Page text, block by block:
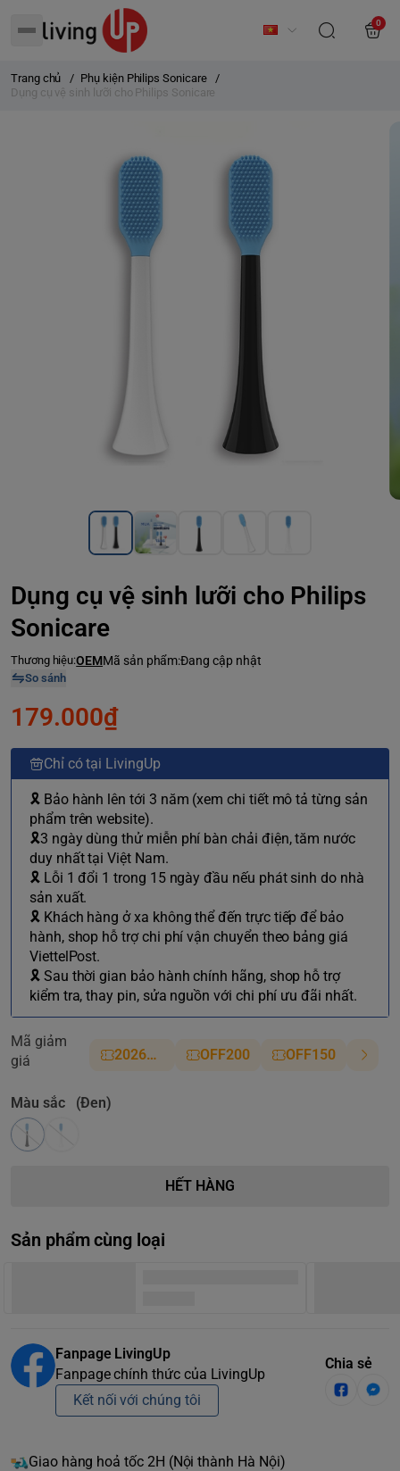
0
Trang chủ / Phụ kiện Philips Sonicare
/
Dụng cụ vệ sinh lưỡi cho Philips Sonicare
Dụng cụ vệ sinh lưỡi cho Philips
Sonicare
Thương hiệu:OEMMã sản phẩm:Đang cập nhật
So sánh
179.000₫
Chỉ có tại LivingUp
🎗 Bảo hành lên tới 3 năm (xem chi tiết mô tả từng sản
phẩm trên website).
🎗3 ngày dùng thử miễn phí bàn chải điện, tăm nước
duy nhất tại Việt Nam.
🎗 Lỗi 1 đổi 1 trong 15 ngày đầu nếu phát sinh do nhà
sản xuất.
🎗 Khách hàng ở xa không thể đến trực tiếp để bảo
hành, shop hỗ trợ chi phí vận chuyển theo bảng giá
ViettelPost.
🎗 Sau thời gian bảo hành chính hãng, shop hỗ trợ
kiểm tra, thay pin, sửa nguồn với chi phí ưu đãi nhất.
Mã giảm
giá
2026NM OFF200 OFF150
Màu sắc (Đen)
HẾT HÀNG
Sản phẩm cùng loại
Fanpage LivingUp
Fanpage chính thức của LivingUp
Kết nối với chúng tôi
Chia sẻ
Giao hàng hoả tốc 2H (Nội thành Hà Nội)